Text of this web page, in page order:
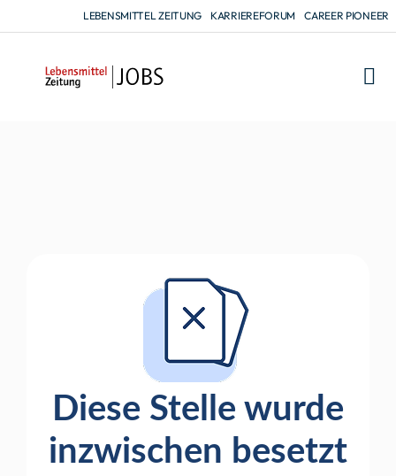
LEBENSMITTEL ZEITUNG KARRIEREFORUM CAREER PIONEER
Diese Stelle wurde
inzwischen besetzt